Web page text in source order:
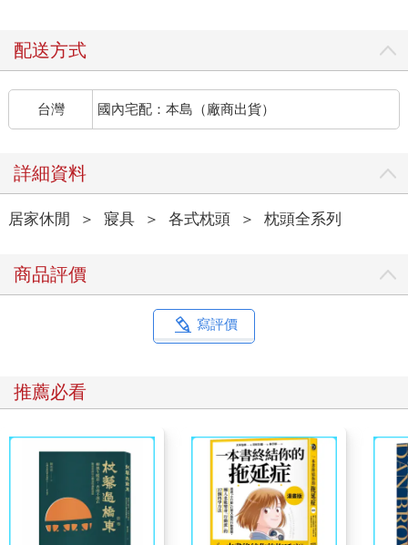
配送方式
台灣 國內宅配：本島（廠商出貨）
詳細資料
居家休閒 ＞ 寢具 ＞ 各式枕頭 ＞ 枕頭全系列
商品評價
寫評價
推薦必看